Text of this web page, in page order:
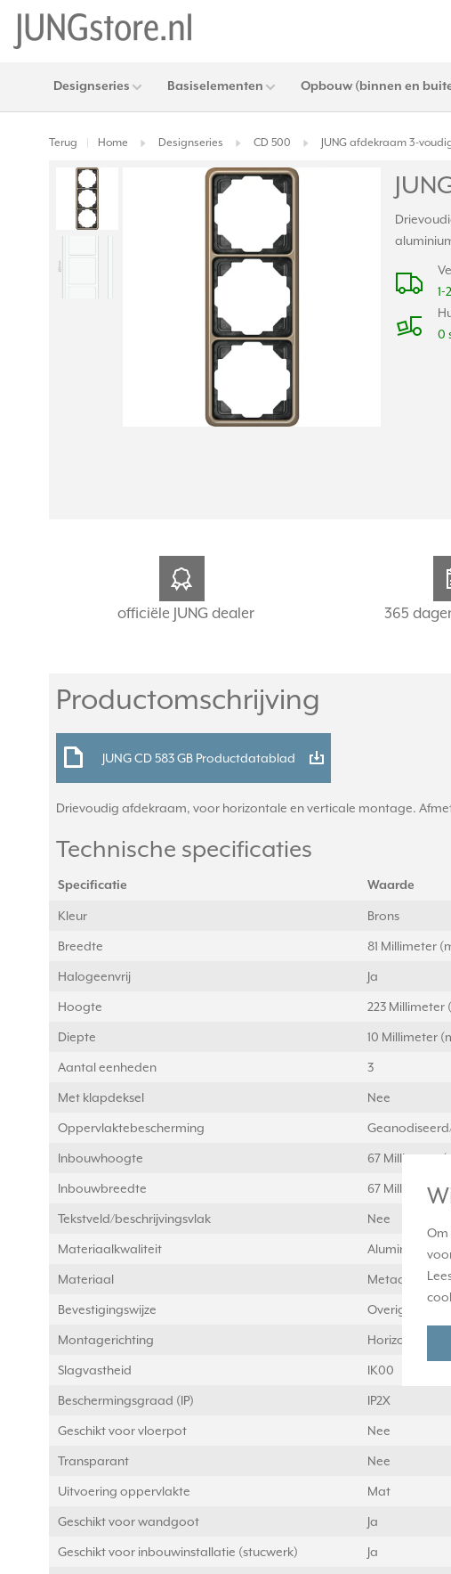
Om
Designseries Basiselementen Opbouw (binnen en
Terug Home Designseries CD 500 JUNG afdekraam 3-
1-
0
officiële JUNG dealer 365
Productomschrijving
JUNG CD 583 GB Productdatablad
Drievoudig afdekraam, voor horizontale en verticale montage.
Technische specificaties
Specificatie Waarde
Kleur Brons
Breedte 81 Millimeter
Halogeenvrij Ja
Hoogte 223 Millimeter
Diepte 10 Millimeter
Aantal eenheden 3
Met klapdeksel Nee
Oppervlaktebescherming
Inbouwhoogte 67 Millimeter
Inbouwbreedte 67 Millimeter
Tekstveld/beschrijvingsvlak Nee
Materiaalkwaliteit Aluminium
Materiaal Metaal
Bevestigingswijze Overig
Montagerichting Horizontaal
Slagvastheid IK00
Beschermingsgraad (IP) IP2X
Geschikt voor vloerpot Nee
Transparant Nee
Uitvoering oppervlakte Mat
Geschikt voor wandgoot Ja
Geschikt voor inbouwinstallatie (stucwerk) Ja